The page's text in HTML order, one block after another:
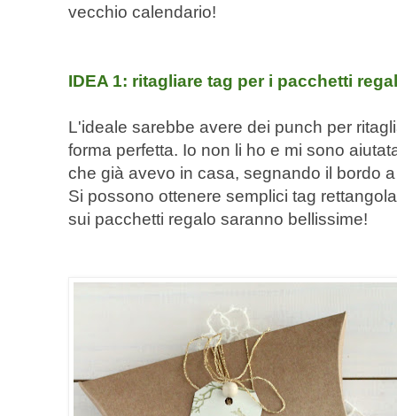
vecchio calendario!
IDEA 1: ritagliare tag per i pacchetti
L'ideale sarebbe avere dei punch per
forma perfetta. Io non li ho e mi sono
che già avevo in casa, segnando il bordo
Si possono ottenere semplici tag
sui pacchetti regalo saranno bellissime!